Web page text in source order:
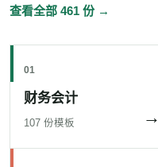
查看全部 461 份 →
01
财务会计
107 份模板 →